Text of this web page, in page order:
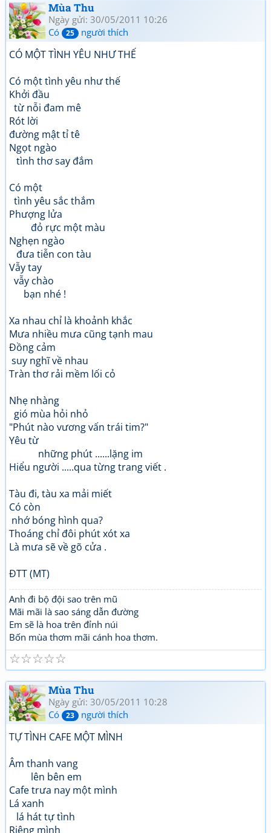
Mùa Thu
Ngày gửi: 30/05/2011 10:26
Có
25 người thích
CÓ MỘT TÌNH YÊU NHƯ THẾ
Có một tình yêu như thế
Khởi đầu
từ nỗi đam mê
Rót lời
đường mật tỉ tê
Ngọt ngào
tình thơ say đắm
Có một
tình yêu sắc thắm
Phượng lửa
đỏ rực một màu
Nghẹn ngào
đưa tiễn con tàu
Vẫy tay
vẫy chào
bạn nhé !
Xa nhau chỉ là khoảnh khắc
Mưa nhiều mưa cũng tạnh mau
Đồng cảm
suy nghĩ về nhau
Tràn thơ rải mềm lối cỏ
Nhẹ nhàng
gió mùa hỏi nhỏ
"Phút nào vương vấn trái tim?"
Yêu từ
những phút ......lặng im
Hiểu người .....qua từng trang viết .
Tàu đi, tàu xa mải miết
Có còn
nhớ bóng hình qua?
Thoáng chỉ đôi phút xót xa
Là mưa sẽ về gõ cửa .
ĐTT (MT)
Anh đi bộ đội sao trên mũ
Mãi mãi là sao sáng dẫn đường
Em sẽ là hoa trên đỉnh núi
Bốn mùa thơm mãi cánh hoa thơm.
☆
☆
☆
☆
☆
Mùa Thu
Ngày gửi: 30/05/2011 10:28
Có
23 người thích
TỰ TÌNH CAFE MỘT MÌNH
Âm thanh vang
lên bên em
Cafe trưa nay một mình
Lá xanh
lá hát tự tình
Riêng mình